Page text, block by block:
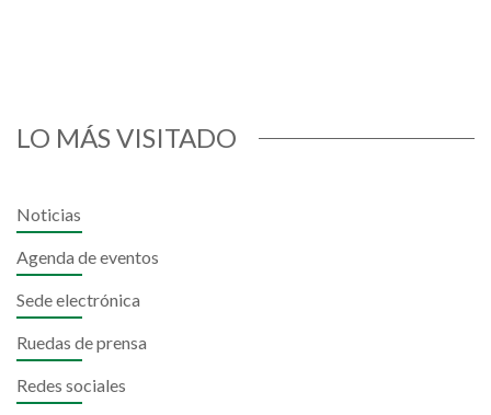
LO MÁS VISITADO
Noticias
Agenda de eventos
Sede electrónica
Ruedas de prensa
Redes sociales